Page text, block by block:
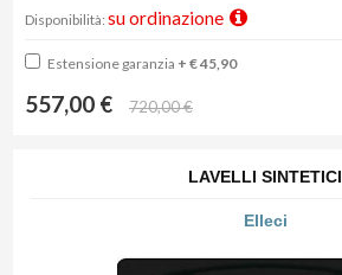
Disponibilità: su ordinazione
Estensione garanzia + € 45,90
557,00 € 720,00 €
LAVELLI SINTETICI
Elleci